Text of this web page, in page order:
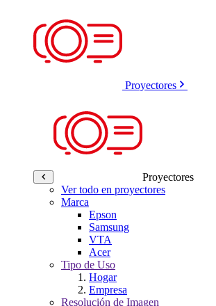
Proyectores
Proyectores
Ver todo en proyectores
Marca
Epson
Samsung
VTA
Acer
Tipo de Uso
Hogar
Empresa
Resolución de Imagen